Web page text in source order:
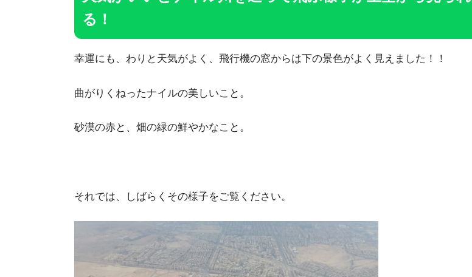
る！
幸運にも、わりと天気がよく、飛行機の窓からは下の景色がよく見えました！！
曲がりくねったナイルの美しいこと。
砂漠の赤と、畑の緑の鮮やかなこと。
それでは、しばらくその様子をご覧ください。